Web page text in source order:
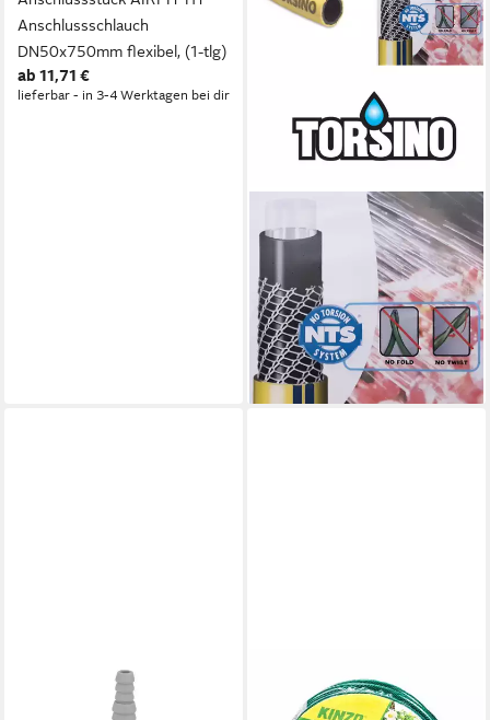
Anschlussschlauch
DN50x750mm flexibel, (1-tlg)
ab 11,71 €
lieferbar - in 3-4 Werktagen bei dir
Bewässerungsschlauch PVC-
Wasserschlauch
Gartenschlauch verdrehsicher
und knickfest
275,36 €
(2,75 €/ 1 m)
lieferbar - in 3-4 Werktagen bei dir